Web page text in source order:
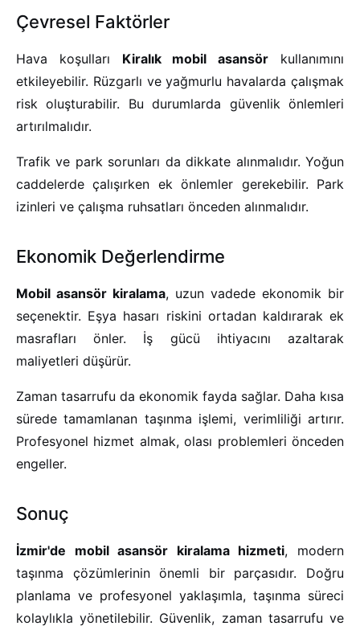
Çevresel Faktörler
Hava koşulları Kiralık mobil asansör kullanımını
etkileyebilir. Rüzgarlı ve yağmurlu havalarda çalışmak
risk oluşturabilir. Bu durumlarda güvenlik önlemleri
artırılmalıdır.
Trafik ve park sorunları da dikkate alınmalıdır. Yoğun
caddelerde çalışırken ek önlemler gerekebilir. Park
izinleri ve çalışma ruhsatları önceden alınmalıdır.
Ekonomik Değerlendirme
Mobil asansör kiralama, uzun vadede ekonomik bir
seçenektir. Eşya hasarı riskini ortadan kaldırarak ek
masrafları önler. İş gücü ihtiyacını azaltarak
maliyetleri düşürür.
Zaman tasarrufu da ekonomik fayda sağlar. Daha kısa
sürede tamamlanan taşınma işlemi, verimliliği artırır.
Profesyonel hizmet almak, olası problemleri önceden
engeller.
Sonuç
İzmir'de mobil asansör kiralama hizmeti, modern
taşınma çözümlerinin önemli bir parçasıdır. Doğru
planlama ve profesyonel yaklaşımla, taşınma süreci
kolaylıkla yönetilebilir. Güvenlik, zaman tasarrufu ve